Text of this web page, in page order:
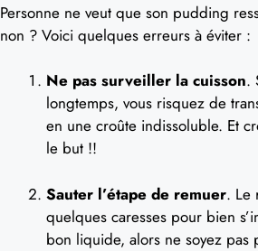
Personne ne veut que son pudding
non ? Voici quelques erreurs à éviter :
Ne pas surveiller la cuisson.
longtemps, vous risquez de
en une croûte indissoluble. Et
le but !!
Sauter l’étape de remuer. Le
quelques caresses pour bien
bon liquide, alors ne soyez pas